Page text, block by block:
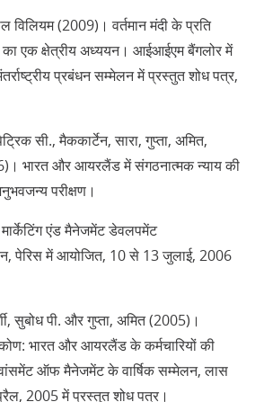
विलियम (2009)। वर्तमान मंदी के प्रति
एक क्षेत्रीय अध्ययन। आईआईएम बैंगलोर में
प्रबंधन सम्मेलन में प्रस्तुत शोध पत्र,
सी., मैककार्टेन, सारा, गुप्ता, अमित,
भारत और आयरलैंड में संगठनात्मक न्याय की
परीक्षण।
एंड मैनेजमेंट डेवलपमेंट
पेरिस में आयोजित, 10 से 13 जुलाई, 2006
सुबोध पी. और गुप्ता, अमित (2005)।
भारत और आयरलैंड के कर्मचारियों की
ऑफ मैनेजमेंट के वार्षिक सम्मेलन, लास
2005 में प्रस्तुत शोध पत्र।